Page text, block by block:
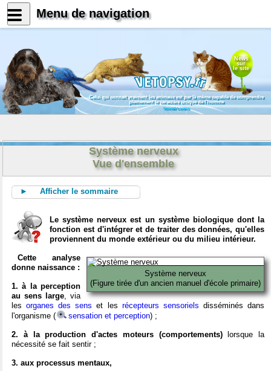
News
sur
le site
Celui qui connait vraiment les animaux est par là même capable de comprendre
pleinement le caractère unique de l'homme
Konrad Lorenz
Système nerveux
Vue d'ensemble
► Afficher le sommaire
Le système nerveux est un système biologique dont la
fonction est d'intégrer et de traiter des données, qu'elles
proviennent du monde extérieur ou du milieu intérieur.
Système nerveux
(Figure tirée d'un ancien manuel d'école primaire)
Cette analyse
donne naissance :
1. à la perception
au sens large, via
lesorganes des sens et les récepteurs sensoriels disséminés dans
l'organisme (
sensation et perception) ;
2. à la production d'actes moteurs (comportements)lorsque la
nécessité se fait sentir ;
3. aux processus mentaux,
Menu de navigation